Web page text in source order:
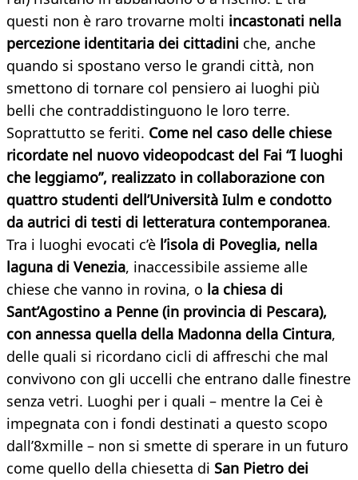
questi non è raro trovarne molti incastonati nella
percezione identitaria dei cittadini che, anche
quando si spostano verso le grandi città, non
smettono di tornare col pensiero ai luoghi più
belli che contraddistinguono le loro terre.
Soprattutto se feriti. Come nel caso delle chiese
ricordate nel nuovo videopodcast del Fai “I luoghi
che leggiamo”, realizzato in collaborazione con
quattro studenti dell’Università Iulm e condotto
da autrici di testi di letteratura contemporanea.
Tra i luoghi evocati c’è l’isola di Poveglia, nella
laguna di Venezia, inaccessibile assieme alle
chiese che vanno in rovina, o la chiesa di
Sant’Agostino a Penne (in provincia di Pescara),
con annessa quella della Madonna della Cintura,
delle quali si ricordano cicli di affreschi che mal
convivono con gli uccelli che entrano dalle finestre
senza vetri. Luoghi per i quali – mentre la Cei è
impegnata con i fondi destinati a questo scopo
dall’8xmille – non si smette di sperare in un futuro
come quello della chiesetta di San Pietro dei